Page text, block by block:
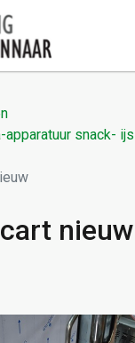
apparatuur snack-
nieuw